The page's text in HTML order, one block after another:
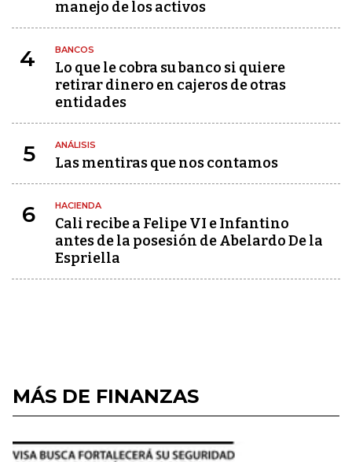
manejo de los activos
4 BANCOS
Lo que le cobra su banco si quiere
retirar dinero en cajeros de otras
entidades
5 ANÁLISIS
Las mentiras que nos contamos
6 HACIENDA
Cali recibe a Felipe VI e Infantino
antes de la posesión de Abelardo De la
Espriella
MÁS DE FINANZAS